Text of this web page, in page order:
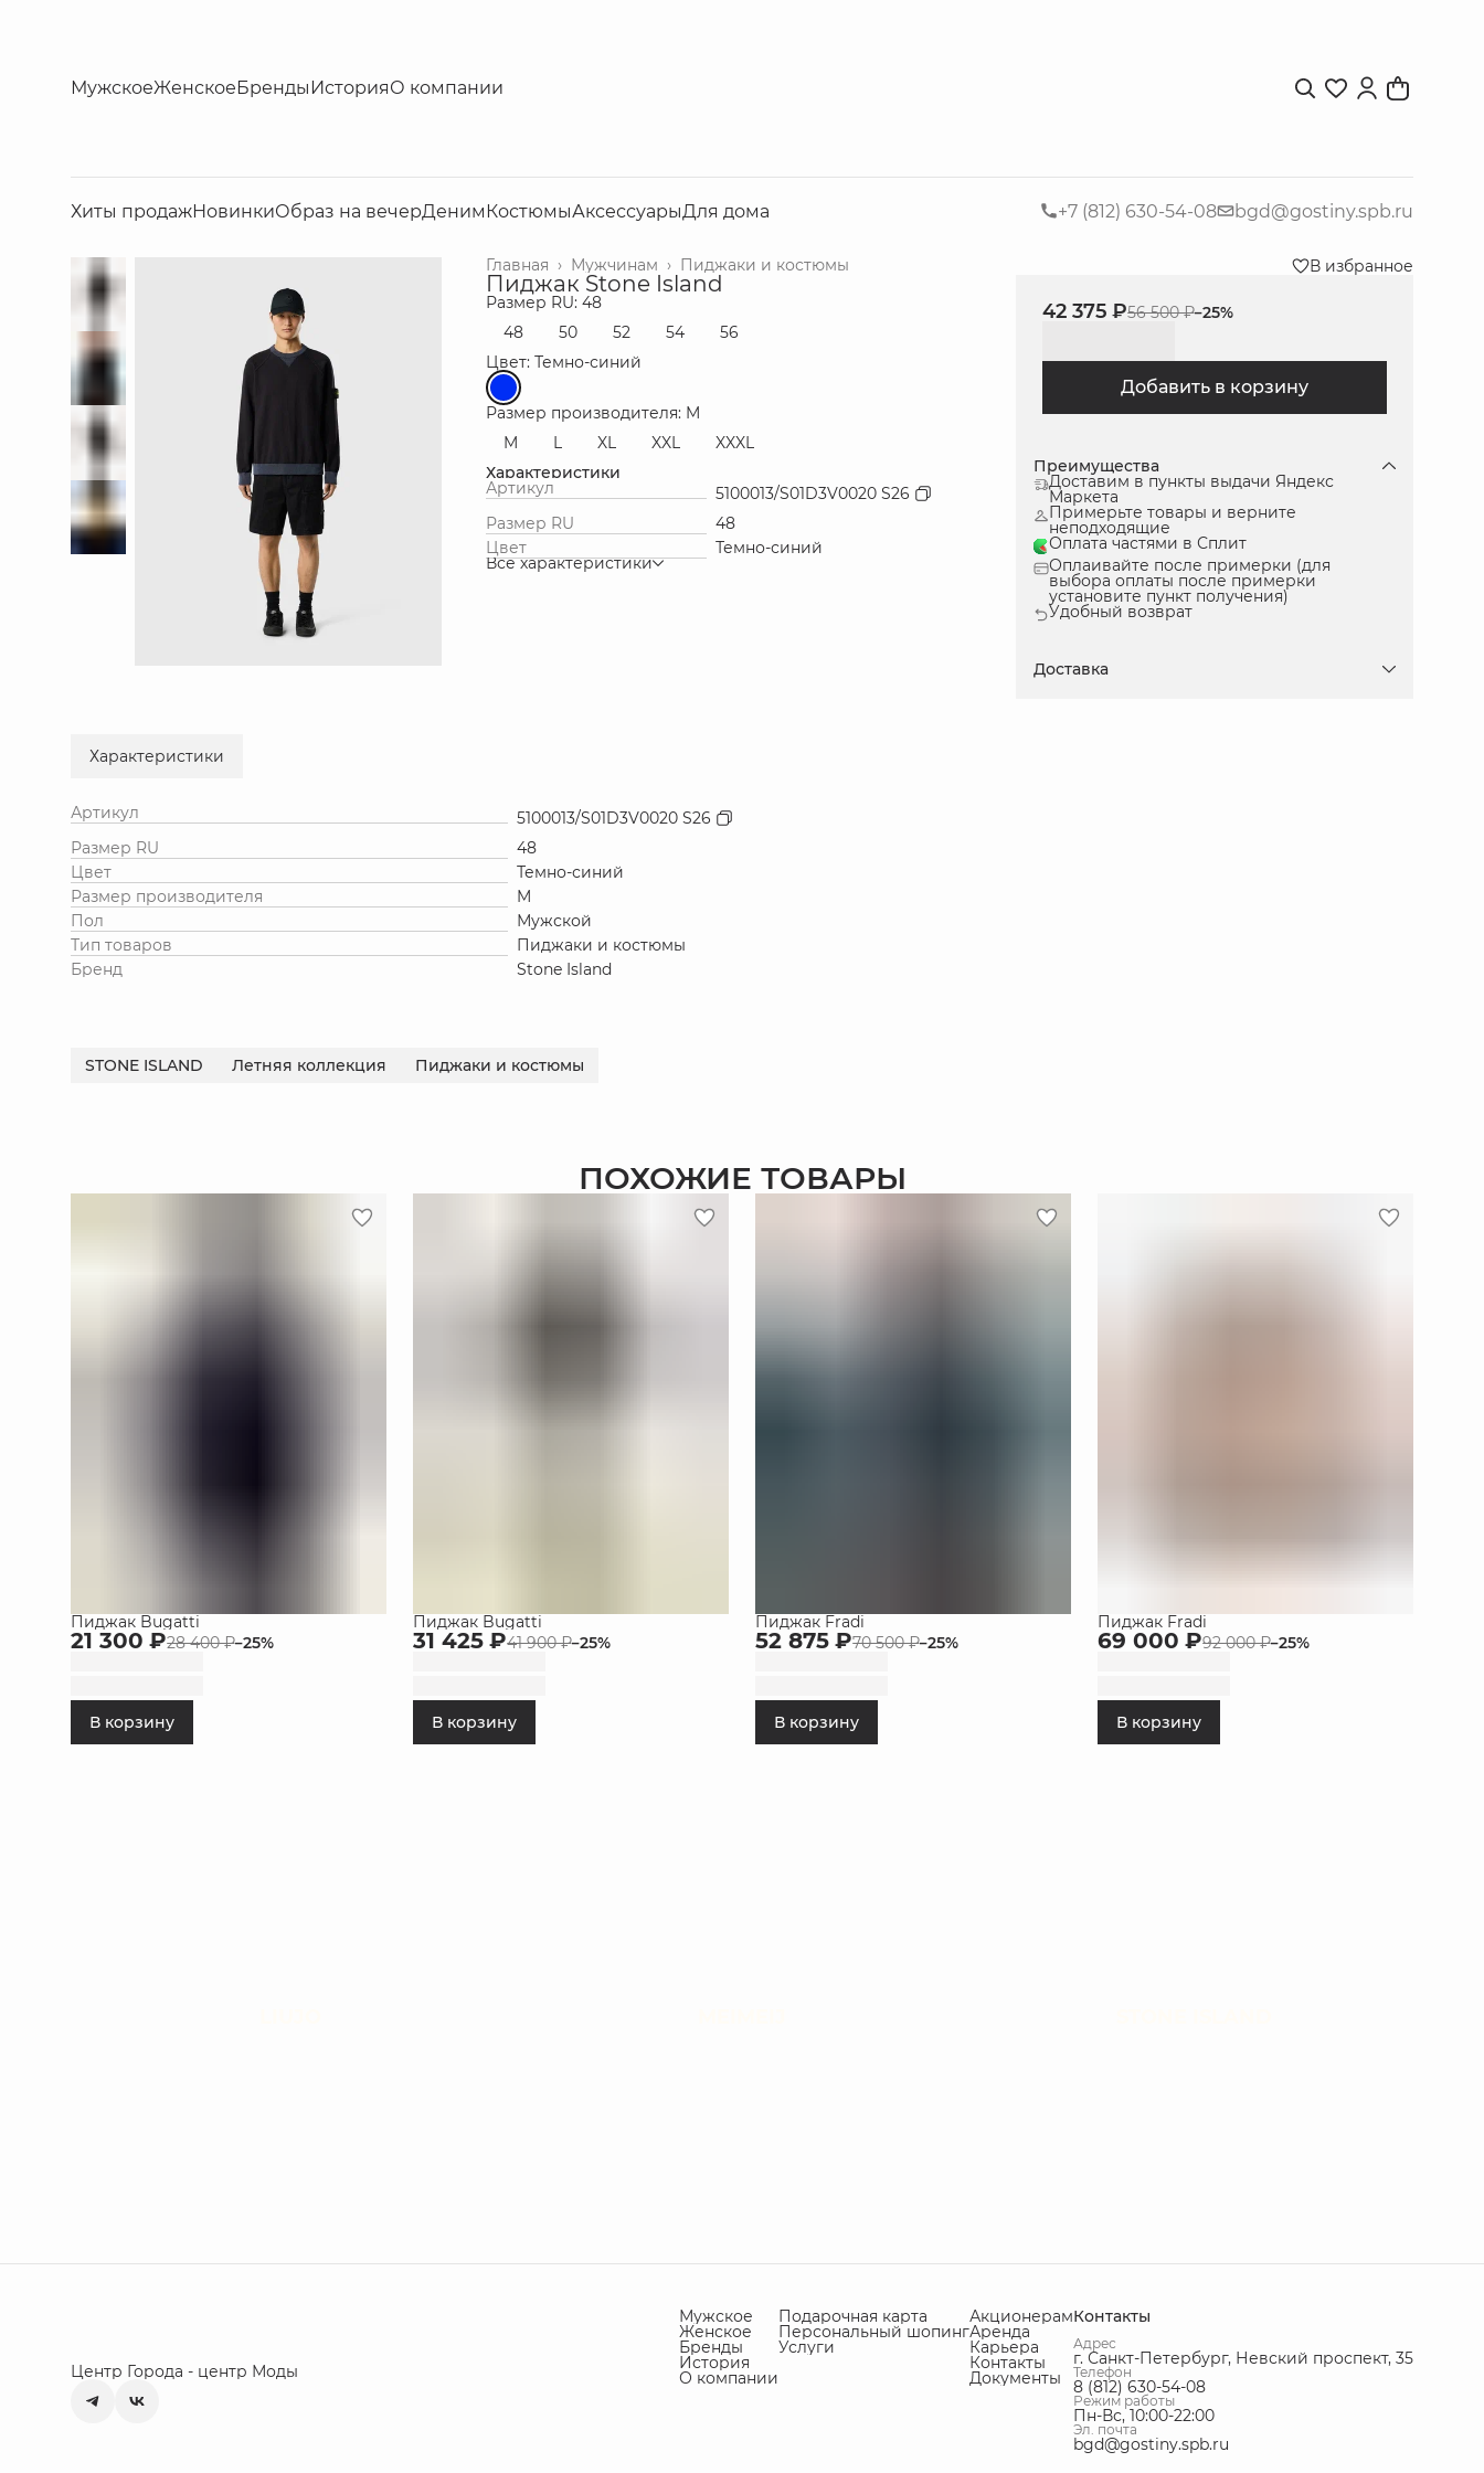
МужскоеЖенскоеБрендыИсторияО компании
Хиты продажНовинкиОбраз на вечерДенимКостюмыАксессуарыДля дома +7 (812) 630-54-08 bgd@gostiny.spb.ru
Пиджаки и костюмы
Мужчинам ›
Главная ›
Пиджак Stone Island
Размер RU: 48
48
50 52 54
56
Цвет: Темно-синий
Размер производителя: M
M
L XL XXL
XXXL
Характеристики
Артикул
5100013/S01D3V0020 S26
Размер RU
48
Цвет
Темно-синий
Все характеристики
В избранное
42 375 ₽56 500 ₽−25%
Добавить в корзину
Преимущества
Доставим в пункты выдачи Яндекс
Маркета
Примерьте товары и верните
неподходящие
Оплата частями в Сплит
Оплаивайте после примерки (для
выбора оплаты после примерки
установите пункт получения)
Удобный возврат
Доставка
Характеристики
Артикул
5100013/S01D3V0020 S26
Размер RU
48
Цвет
Темно-синий
Размер производителя
M
Пол
Мужской
Тип товаров
Пиджаки и костюмы
Бренд
Stone Island
STONE ISLAND Летняя коллекция Пиджаки и костюмы
ПОХОЖИЕ ТОВАРЫ
Пиджак Bugatti
21 300 ₽28 400 ₽−25%
В корзину
Пиджак Bugatti
31 425 ₽41 900 ₽−25%
В корзину
Пиджак Fradi
52 875 ₽70 500 ₽−25%
В корзину
Пиджак Fradi
69 000 ₽92 000 ₽−25%
В корзину
Центр Города - центр Моды
Мужское
Женское
Бренды
История
О компании
Подарочная карта
Персональный шопинг
Услуги
Акционерам
Аренда
Карьера
Контакты
Документы
Контакты
Адрес
г. Санкт-Петербург, Невский проспект, 35
Телефон
8 (812) 630-54-08
Режим работы
Пн-Вс, 10:00-22:00
Эл. почта
bgd@gostiny.spb.ru